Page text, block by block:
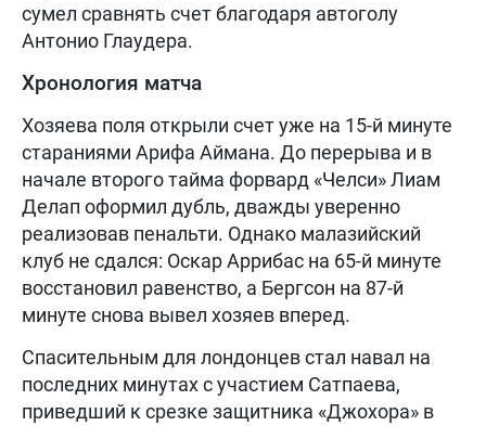
сумел сравнять счет благодаря автоголу
Антонио Глаудера.
Хронология матча
Хозяева поля открыли счет уже на 15-й минуте
стараниями Арифа Аймана. До перерыва и в
начале второго тайма форвард «Челси» Лиам
Делап оформил дубль, дважды уверенно
реализовав пенальти. Однако малазийский
клуб не сдался: Оскар Аррибас на 65-й минуте
восстановил равенство, а Бергсон на 87-й
минуте снова вывел хозяев вперед.
Спасительным для лондонцев стал навал на
последних минутах с участием Сатпаева,
приведший к срезке защитника «Джохора» в